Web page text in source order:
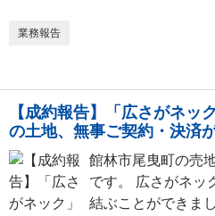
業務報告
【成約報告】「広さがネッ
の土地、無事ご契約・決済
館林市尾曳町の売
です。 広さがネッ
結ぶことができま